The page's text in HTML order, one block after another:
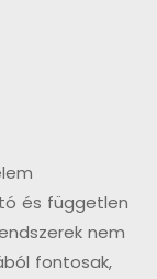
és független
nem
fontosak,